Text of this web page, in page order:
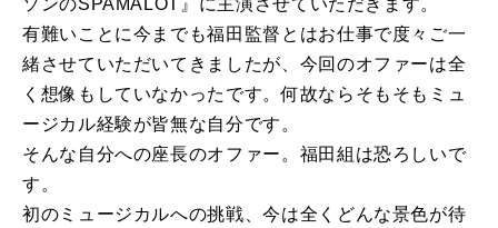
有難いことに今までも福田監督とはお仕事で度々ご一
緒させていただいてきましたが、今回のオファーは全
く想像もしていなかったです。何故ならそもそもミュ
ージカル経験が皆無な自分です。
そんな自分への座長のオファー。福田組は恐ろしいで
す。
初のミュージカルへの挑戦、今は全くどんな景色が待